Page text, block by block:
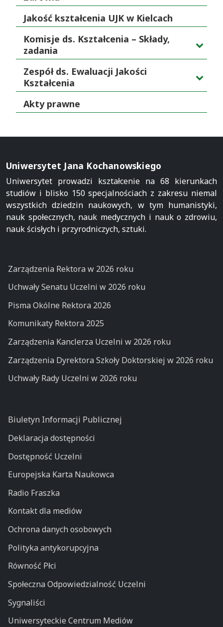
Jakość kształcenia UJK w Kielcach
Komisje ds. Kształcenia – Składy,
zadania
Zespół ds. Ewaluacji Jakości
Kształcenia
Akty prawne
Uniwersytet Jana Kochanowskiego
Uniwersytet prowadzi kształcenie na 68 kierunkach
studiów i blisko 150 specjalnościach z zakresu niemal
wszystkich dziedzin naukowych, w tym humanistyki,
nauk społecznych, nauk medycznych i nauk o zdrowiu,
nauk ścisłych i przyrodniczych, sztuki.
Zarządzenia Rektora w 2026 roku
Uchwały Senatu Uczelni w 2026 roku
Pisma Okólne Rektora 2026
Komunikaty Rektora 2025
Zarządzenia Kanclerza Uczelni w 2026 roku
Zarządzenia Dyrektora Szkoły Doktorskiej w 2026 roku
Uchwały Rady Uczelni w 2026 roku
Biuletyn Informacji Publicznej
Deklaracja dostępności
Dostępność Uczelni
Europejska Karta Naukowca
Radio Fraszka
Kontakt dla mediów
Ochrona danych osobowych
Polityka antykorupcyjna
Równość Płci
Społeczna Odpowiedzialność Uczelni
Sygnaliści
Uniwersyteckie Centrum Mediów